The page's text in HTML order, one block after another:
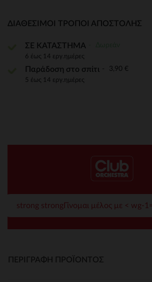
ΔΙΑΘΈΣΙΜΟΙ ΤΡΌΠΟΙ ΑΠΟΣΤΟΛΉΣ
ΣΕ ΚΑΤΑΣΤΗΜΑ
6 έως 14 εργ.ημέρες
Παράδοση στο σπίτι 3,90 €
5 έως 14 εργ.ημέρες
strong strongΓίνομαι μέλος με < wg-
ΠΕΡΙΓΡΑΦΉ ΠΡΟΪΌΝΤΟΣ